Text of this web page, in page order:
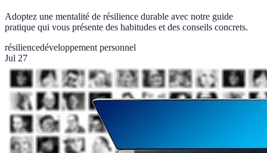
Adoptez une mentalité de résilience durable avec notre guide
pratique qui vous présente des habitudes et des conseils concrets.
résiliencedéveloppement personnel
Jul 27